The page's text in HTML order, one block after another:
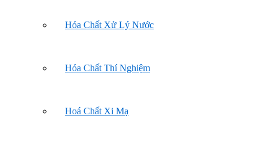
Hóa Chất Xử Lý Nước
Hóa Chất Thí Nghiệm
Hoá Chất Xi Mạ